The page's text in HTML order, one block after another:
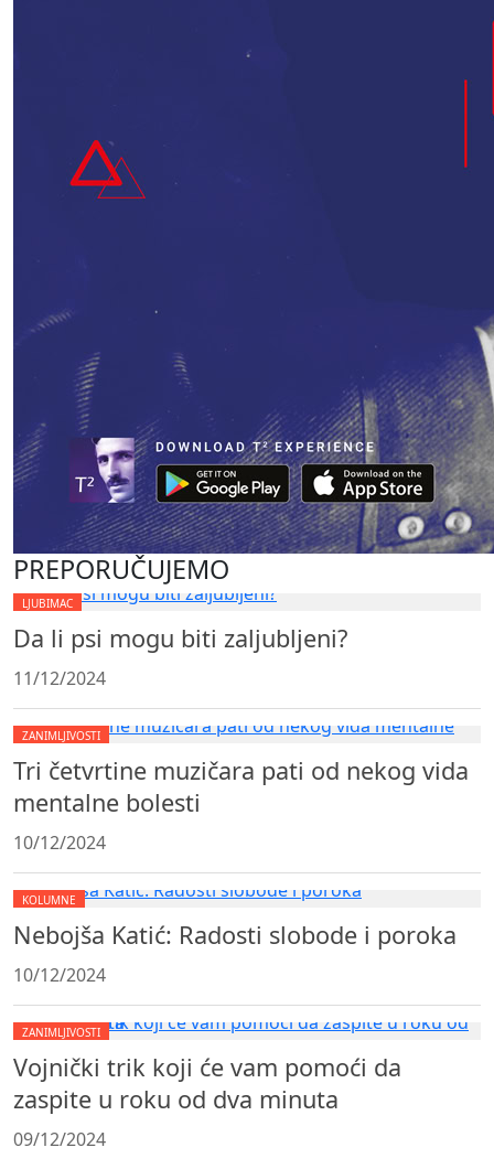
PREPORUČUJEMO
LJUBIMAC
Da li psi mogu biti zaljubljeni?
11/12/2024
ZANIMLJIVOSTI
Tri četvrtine muzičara pati od nekog vida
mentalne bolesti
10/12/2024
KOLUMNE
Nebojša Katić: Radosti slobode i poroka
10/12/2024
ZANIMLJIVOSTI
Vojnički trik koji će vam pomoći da
zaspite u roku od dva minuta
09/12/2024